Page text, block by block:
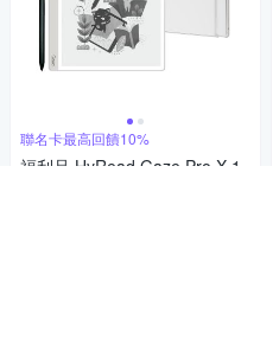
聯名卡最高回饋10%
福利品 HyRead Gaze Pro X 1